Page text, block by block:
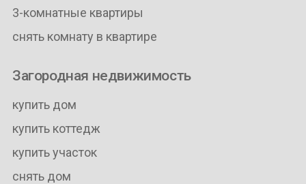
3-комнатные квартиры
снять комнату в квартире
Загородная недвижимость
купить дом
купить коттедж
купить участок
снять дом